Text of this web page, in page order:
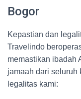
Bogor
Kepastian dan
Travelindo
memastikan ibadah
jamaah dari seluruh
legalitas kami: